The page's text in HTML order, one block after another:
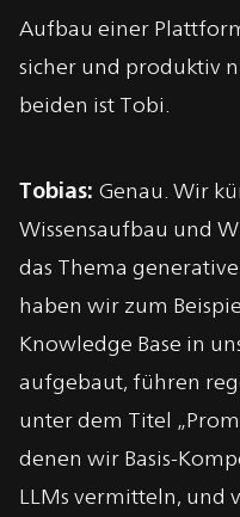
Aufbau einer
sicher und produktiv
beiden ist Tobi.
Tobias: Genau. Wir
Wissensaufbau und
das Thema
haben wir zum
Knowledge Base in
aufgebaut, führen
unter dem Titel
denen wir Basis-
LLMs vermitteln, und